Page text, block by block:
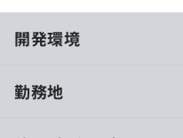
開発環境
勤務地